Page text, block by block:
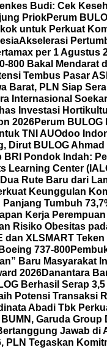
Budi: Cek
PriokPerum
untuk Perkuat
Akselerasi
per 1 Agustus
800 Bakal Mendarat
Tembus Pasar AS
Barat, PLN Siap
Internasional
Investasi
2026Perum
TNI AUOdoo
Dirut BULOG
Pondok Indah:
Learning Center
Rute Baru dari
Keunggulan
Tumbuh
Kerja
Risiko Obesitas
dan XLSMART
737-800
Baru Masyarakat
2026Danantara
Berhasil Serap
Potensi Transaksi
Abadi Tbk
Garuda
Jawab di
PLN Tegaskan